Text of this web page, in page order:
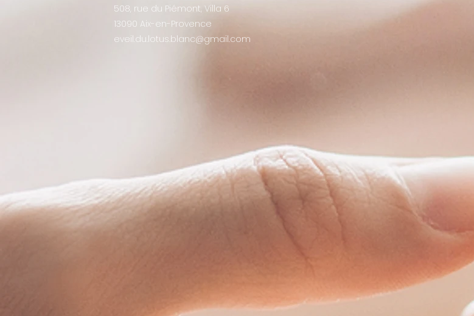
508, rue du Piémont, Villa 6
13090 Aix-en-Provence
eveil.du.lotus.blanc@gmail.com